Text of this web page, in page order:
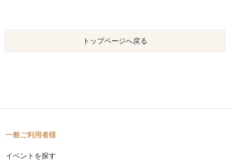
トップページへ戻る
一般ご利用者様
イベントを探す